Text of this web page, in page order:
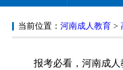
当前位置： 河南成人教育 >
报考必看，河南成人